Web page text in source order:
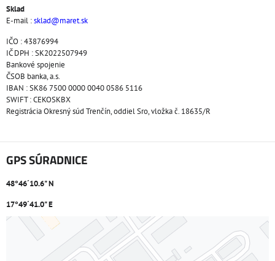
Sklad
E-mail :sklad@maret.sk
IČO : 43876994
IČ DPH : SK2022507949
Bankové spojenie
ČSOB banka, a.s.
IBAN : SK86 7500 0000 0040 0586 5116
SWIFT : CEKOSKBX
Registrácia Okresný súd Trenčín, oddiel Sro, vložka č. 18635/R
GPS SÚRADNICE
48°46´10.6" N
17°49´41.0" E